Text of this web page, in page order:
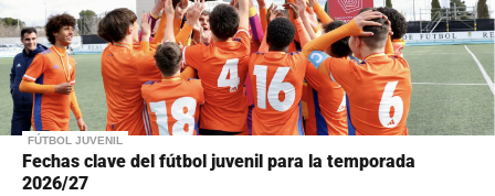
FÚTBOL JUVENIL
Fechas clave del fútbol juvenil para la temporada
2026/27